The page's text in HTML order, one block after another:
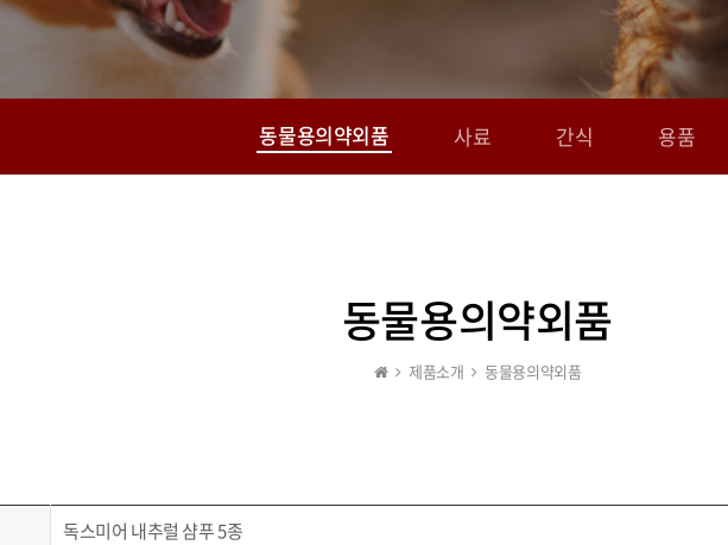
동물용의약외품 사료 간식 용품
동물용의약외품
제품소개 동물용의약외품
독스미어 내추럴 샴푸 5종